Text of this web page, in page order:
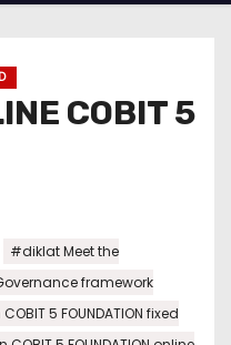
COBIT 5
#diklat Meet the
framework
5 FOUNDATION fixed